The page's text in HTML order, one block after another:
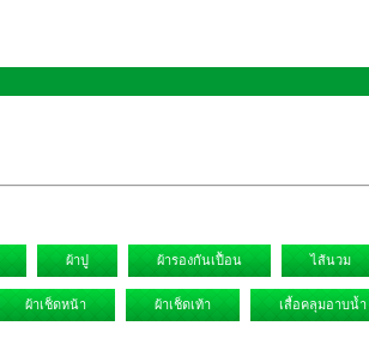
ผ้าปู ผ้ารองกันเปื้อน ไส้นวม
ผ้าเช็ดหน้า ผ้าเช็ดเท้า เสื้อคลุมอาบน้ำ